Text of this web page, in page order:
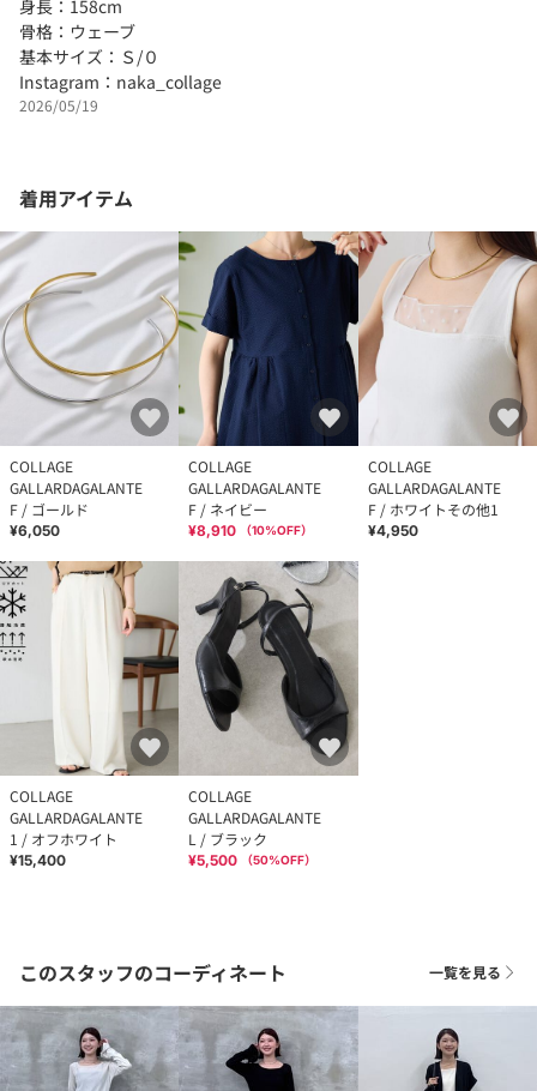
身長：158cm
骨格：ウェーブ
基本サイズ：Ｓ/０
Instagram：naka_collage
2026/05/19
着用アイテム
COLLAGE
GALLARDAGALANTE
F / ゴールド
¥6,050
COLLAGE
GALLARDAGALANTE
F / ネイビー
¥8,910 （10%OFF）
COLLAGE
GALLARDAGALANTE
F / ホワイトその他1
¥4,950
COLLAGE
GALLARDAGALANTE
1 / オフホワイト
¥15,400
COLLAGE
GALLARDAGALANTE
L / ブラック
¥5,500 （50%OFF）
このスタッフのコーディネート 一覧を見る